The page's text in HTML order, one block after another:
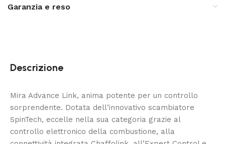
Garanzia e reso
Descrizione
Mira Advance Link, anima potente per un controllo
sorprendente. Dotata dell’innovativo scambiatore
SpinTech, eccelle nella sua categoria grazie al
controllo elettronico della combustione, alla